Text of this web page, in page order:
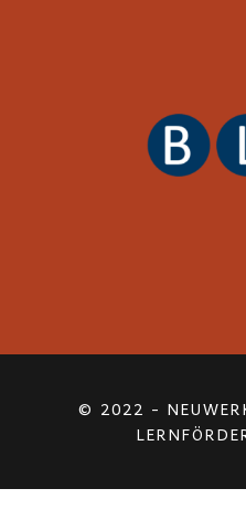
© 2022 -